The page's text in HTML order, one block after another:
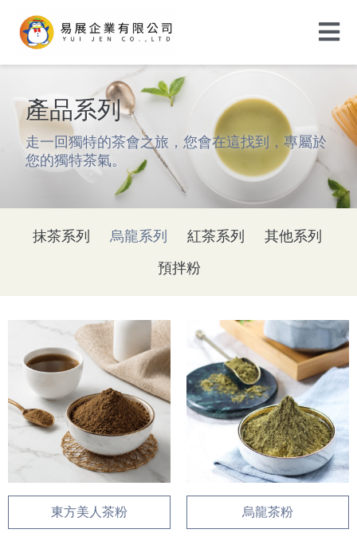
產品系列
走一回獨特的茶會之旅，您會在這找到，專屬於
您的獨特茶氣。
抹茶系列 烏龍系列 紅茶系列
其他系列
預拌粉
東方美人茶粉 烏龍茶粉